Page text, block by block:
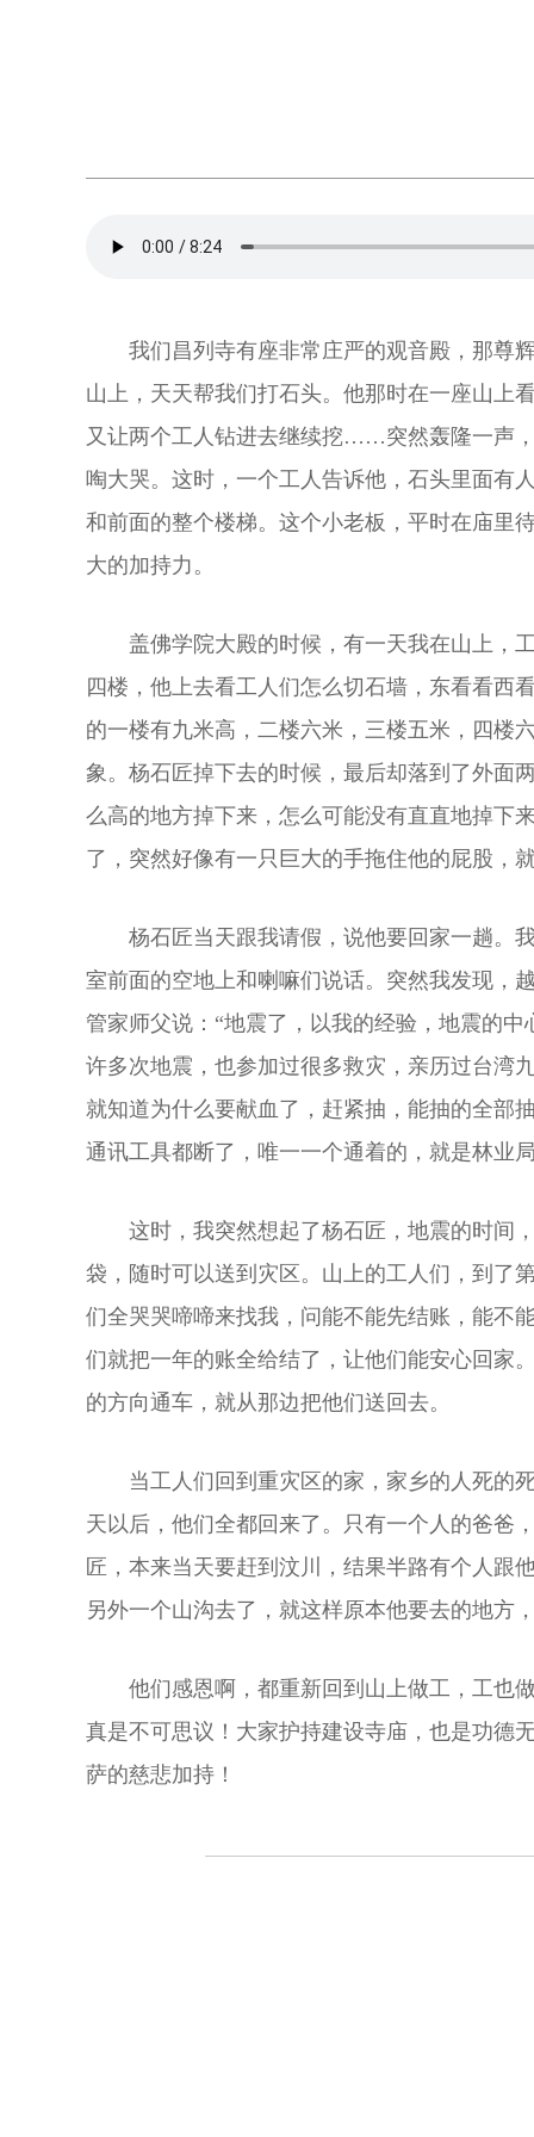
我们昌列寺有座非常庄严的观音殿，那尊
山上，天天帮我们打石头。他那时在一座山上
又让两个工人钻进去继续挖……突然轰隆一声
啕大哭。这时，一个工人告诉他，石头里面有
和前面的整个楼梯。这个小老板，平时在庙里
大的加持力。
盖佛学院大殿的时候，有一天我在山上，
四楼，他上去看工人们怎么切石墙，东看看西
的一楼有九米高，二楼六米，三楼五米，四楼
象。杨石匠掉下去的时候，最后却落到了外面
么高的地方掉下来，怎么可能没有直直地掉下
了，突然好像有一只巨大的手拖住他的屁股，
杨石匠当天跟我请假，说他要回家一趟。
室前面的空地上和喇嘛们说话。突然我发现，
管家师父说：“地震了，以我的经验，地震的
许多次地震，也参加过很多救灾，亲历过台湾
就知道为什么要献血了，赶紧抽，能抽的全部
通讯工具都断了，唯一一个通着的，就是林业
这时，我突然想起了杨石匠，地震的时间
袋，随时可以送到灾区。山上的工人们，到了
们全哭哭啼啼来找我，问能不能先结账，能不
们就把一年的账全给结了，让他们能安心回家
的方向通车，就从那边把他们送回去。
当工人们回到重灾区的家，家乡的人死的
天以后，他们全都回来了。只有一个人的爸爸
匠，本来当天要赶到汶川，结果半路有个人跟
另外一个山沟去了，就这样原本他要去的地方
他们感恩啊，都重新回到山上做工，工也
真是不可思议！大家护持建设寺庙，也是功德
萨的慈悲加持！